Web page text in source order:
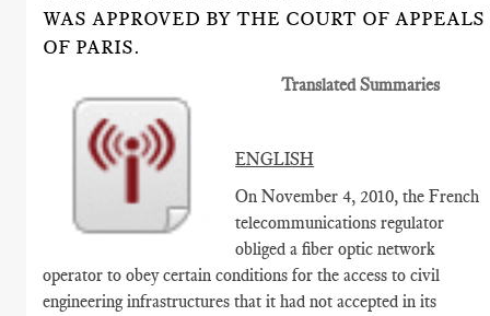
WAS APPROVED BY THE COURT OF APPEALS
OF PARIS.
Translated Summaries
ENGLISH
On November 4, 2010, the French
telecommunications regulator
obliged a fiber optic network
operator to obey certain conditions for the access to civil
engineering infrastructures that it had not accepted in its